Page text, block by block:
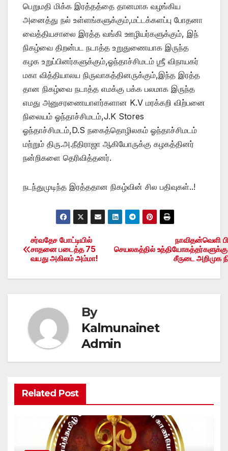
பெறுமதி மிக்க இரத்தத்தை தானமாக வழங்கிய
அனைத்து நல் உள்ளங்களுக்கும்,மட்டக்களப்பு போதனா
வைத்தியசாலை இரத்த வங்கி ஊழியர்களுக்கும், இந்
நிகழ்வை திறன்பட நடாத்த உறுதுணையாக இருந்த
கழக உறுப்பினர்களுக்கும்,ஓந்தாச்சிமடம் ஶ்ரீ விநாயகர்
மகா வித்தியாலய நிருவாகத்தினருக்கும்,இந்த இரத்த
தான நிகழ்வை நடாத்த எமக்கு பக்க பலமாக இருந்த
எமது அனுசரணையாளர்களான K.V மரக்கறி விற்பனை
நிலையம் ஓந்தாச்சிமடம்,J.K Stores
ஓந்தாச்சிமடம்,D.S நகைத்தொழிலகம் ஓந்தாச்சிமடம்
மற்றும் திரு.அ.நீதிராஜா ஆகியோருக்கு கழகத்தினர்
நன்றிகளை தெரிவித்தனர்.
நடந்துமுடிந்த இரத்ததான நிகழ்வின் சில பதிவுகள்..!
Post
navigation
நாவிதன்வெளி
செயலகத்தில் உத்தியோகத்தர்களுக்கு
சீருடை அறிமுக
சர்வதேச போட்டியில்
சாதனை படைத்த 75
வயது அகிலம் அம்மா!
By
Kalmunainet
Admin
Related Post